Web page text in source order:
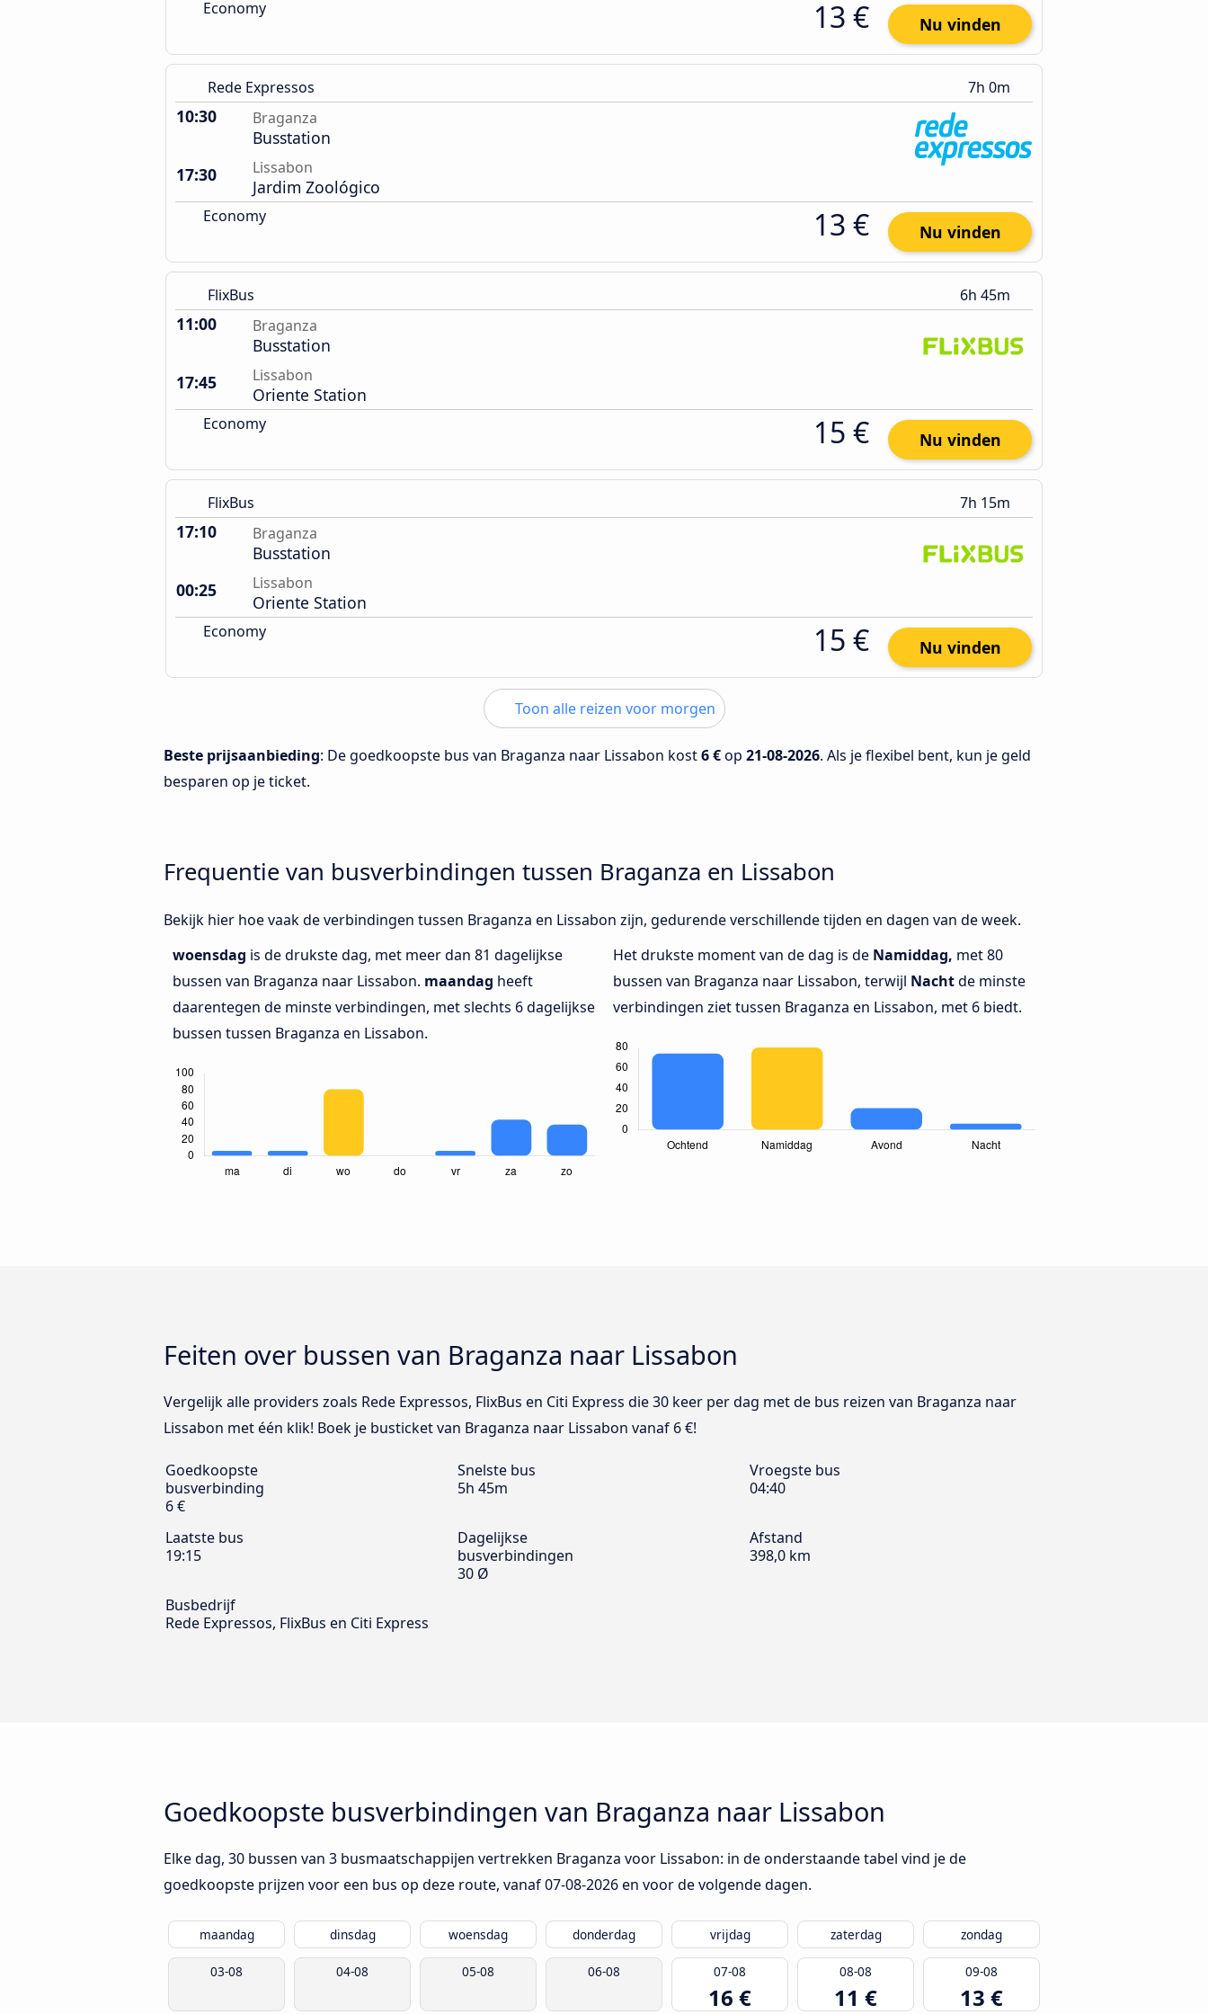
Economy 13 € Nu vinden
Rede Expressos 7h 0m
10:30 Braganza
Busstation
17:30
Lissabon
Jardim Zoológico
Economy 13 € Nu vinden
FlixBus 6h 45m
11:00 Braganza
Busstation
17:45
Lissabon
Oriente Station
Economy 15 € Nu vinden
FlixBus 7h 15m
17:10 Braganza
Busstation
00:25
Lissabon
Oriente Station
Economy 15 € Nu vinden
Toon alle reizen voor morgen
Beste prijsaanbieding: De goedkoopste bus van Braganza naar Lissabon kost6 €op 21-08-2026. Als je flexibel bent, kun je geld
besparen op je ticket.
Frequentie van busverbindingen tussen Braganza en Lissabon
Bekijk hier hoe vaak de verbindingen tussen Braganza en Lissabon zijn, gedurende verschillende tijden en dagen van de week.
woensdag is de drukste dag, met meer dan 81 dagelijkse
bussen van Braganza naar Lissabon. maandag heeft
daarentegen de minste verbindingen, met slechts 6 dagelijkse
bussen tussen Braganza en Lissabon.
Het drukste moment van de dag is de Namiddag, met 80
bussen van Braganza naar Lissabon, terwijl Nachtde minste
verbindingen ziet tussen Braganza en Lissabon, met 6 biedt.
Feiten over bussen van Braganza naar Lissabon
Vergelijk alle providers zoals Rede Expressos, FlixBus en Citi Express die 30 keer per dag met de bus reizen van Braganza naar
Lissabon met één klik! Boek je busticket van Braganza naar Lissabon vanaf 6 €!
Goedkoopste
busverbinding
6 €
Snelste bus
5h 45m
Vroegste bus
04:40
Laatste bus
19:15
Dagelijkse
busverbindingen
30 Ø
Afstand
398,0 km
Busbedrijf
Rede Expressos, FlixBus en Citi Express
Goedkoopste busverbindingen van Braganza naar Lissabon
Elke dag, 30 bussen van 3 busmaatschappijen vertrekken Braganza voor Lissabon: in de onderstaande tabel vind je de
goedkoopste prijzen voor een bus op deze route, vanaf07-08-2026en voor de volgende dagen.
maandag dinsdag woensdag donderdag vrijdag zaterdag zondag
03-08 04-08 05-08 06-08 07-08
16 €
08-08
11 €
09-08
13 €